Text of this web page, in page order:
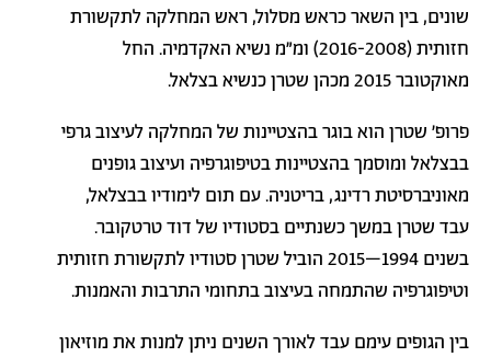
שונים, בין השאר כראש מסלול, ראש המחלקה לתקשורת
חזותית (2016-2008) ומ״מ נשיא האקדמיה. החל
מאוקטובר 2015 מכהן שטרן כנשיא בצלאל.
פרופ' שטרן הוא בוגר בהצטיינות של המחלקה לעיצוב גרפי
בבצלאל ומוסמך בהצטיינות בטיפוגרפיה ועיצוב גופנים
מאוניברסיטת רדינג, בריטניה.עם תום לימודיו בבצלאל,
עבד שטרן במשך כשנתיים בסטודיו של דוד טרטקובר.
בשנים 1994–2015 הוביל שטרן סטודיו לתקשורת חזותית
וטיפוגרפיה שהתמחה בעיצוב בתחומי התרבות והאמנות.
בין הגופים עימם עבד לאורך השנים ניתן למנות את מוזיאון